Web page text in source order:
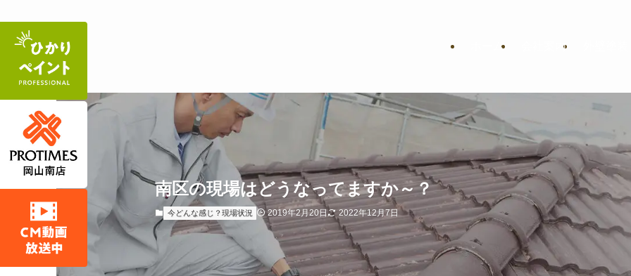
ホーム 会社案内
南区の現場はどうなってますか～？
今どんな感じ？現場状況 2019年2月20日 2022年12月7日